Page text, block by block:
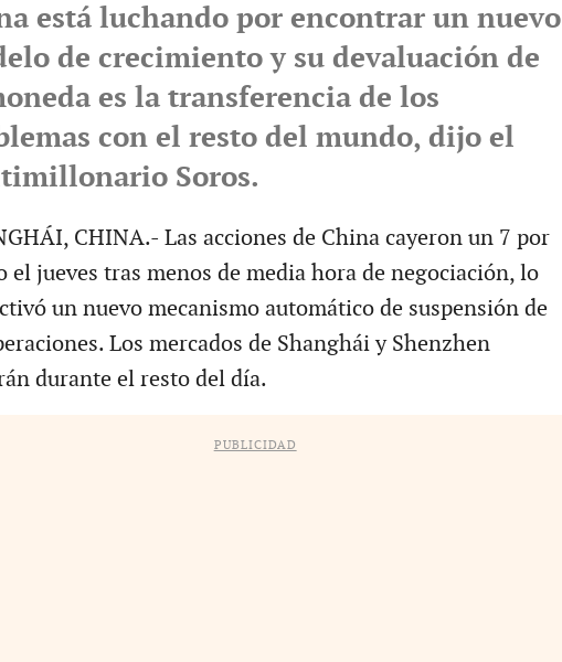
está luchando por encontrar un nuevo
de crecimiento y su devaluación de
es la transferencia de los
con el resto del mundo, dijo el
Soros.
CHINA.- Las acciones de China cayeron un 7 por
el jueves tras menos de media hora de negociación, lo
un nuevo mecanismo automático de suspensión de
Los mercados de Shanghái y Shenzhen
durante el resto del día.
PUBLICIDAD